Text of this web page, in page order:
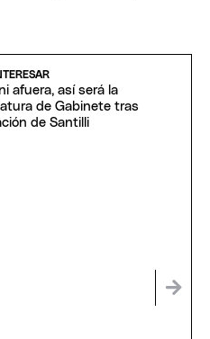
afuera, así será la
de Gabinete tras
de Santilli